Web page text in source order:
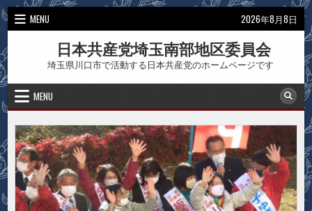
Skip
MENU 2026年8月8日
日本共産党埼玉南部地区委員会
埼玉県川口市で活動する日本共産党のホームページです
MENU